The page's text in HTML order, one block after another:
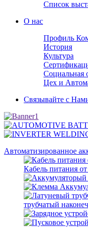
Список
О нас
Профиль
История
Культура
Социальная
Цех и
Связывайте с
Автоматизированное
Кабель питания
трубчатый